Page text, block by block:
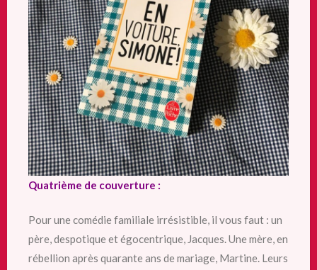
Quatrième de couverture :
Pour une comédie familiale irrésistible, il vous faut : un
père, despotique et égocentrique, Jacques. Une mère, en
rébellion après quarante ans de mariage, Martine. Leurs